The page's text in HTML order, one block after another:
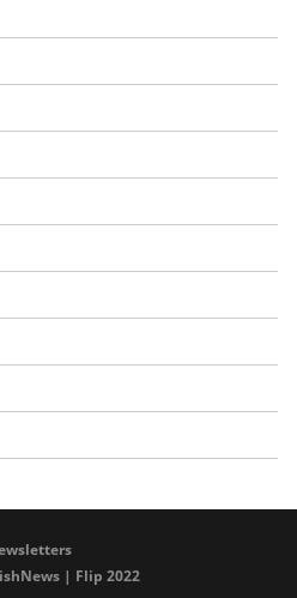
| Flip 2022